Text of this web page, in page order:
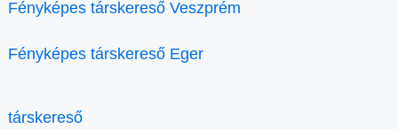
Fényképes társkereső Veszprém
Fényképes társkereső Eger
társkereső